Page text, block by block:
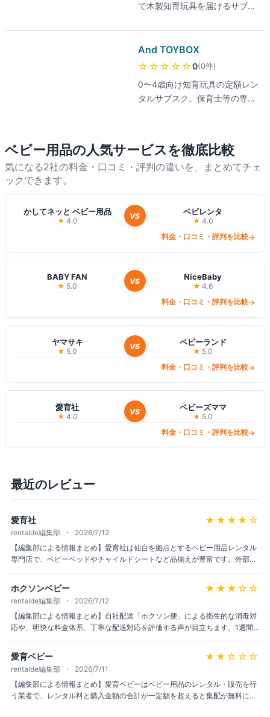
で木製知育玩具を届けるサブス
し、モンテッソーリ・シュタイ
ナー教育系玩具を中心に扱う。
返却期限なし・交換無制限、初
And TOYBOX
☆☆☆☆☆0(0件)
0〜4歳向け知育玩具の定額レン
タルサブスク。保育士等の専門
往復送料無料。
ベビー用品の人気サービスを徹底比較
気になる2社の料金・口コミ・評判の違いを、まとめてチェ
ックできます。
かしてネッと ベビー用品
★ 4.0
VS ベビレンタ
★ 4.0
料金・口コミ・評判を比較→
BABY FAN
★ 5.0
VS NiceBaby
★ 4.6
料金・口コミ・評判を比較→
ヤマサキ
★ 5.0
VS ベビーランド
★ 5.0
料金・口コミ・評判を比較→
愛育社
★ 4.0
VS ベビーズママ
★ 5.0
料金・口コミ・評判を比較→
最近のレビュー
愛育社 ★★★★ ☆
rentalde編集部
2026/7/12
【編集部による情報まとめ】愛育社は仙台を拠点とするベビー用品レンタル
専門店で、ベビーベッドやチャイルドシートなど品揃えが豊富です。外部の
間から選べて助かった」といった声が見られ、配送・設置から回収まで対応
する自社便や3か月前からの予約も評価されています。当サイトへの実利用
者レビューはまだ集まっていないため、参考情報としてご覧ください。
ホクソンベビー ★★★ ☆☆
rentalde編集部
2026/7/12
【編集部による情報まとめ】自社配送「ホクソン便」による衛生的な消毒対
応や、明快な料金体系、丁寧な配送対応を評価する声が目立ちます。1週間
配達曜日が決まっており、配達前日の夜に翌日の時間連絡が入るため予定を
組みにくいと感じる利用者もいるようです。人気ブランド品の取り扱いがや
や少ないとの指摘も見られます。
愛育ベビー ★★ ☆☆☆
rentalde編集部
2026/7/11
【編集部による情報まとめ】愛育ベビーはベビー用品のレンタル・販売を行
う業者で、レンタル料と購入金額の合計が一定額を超えると集配が無料にな